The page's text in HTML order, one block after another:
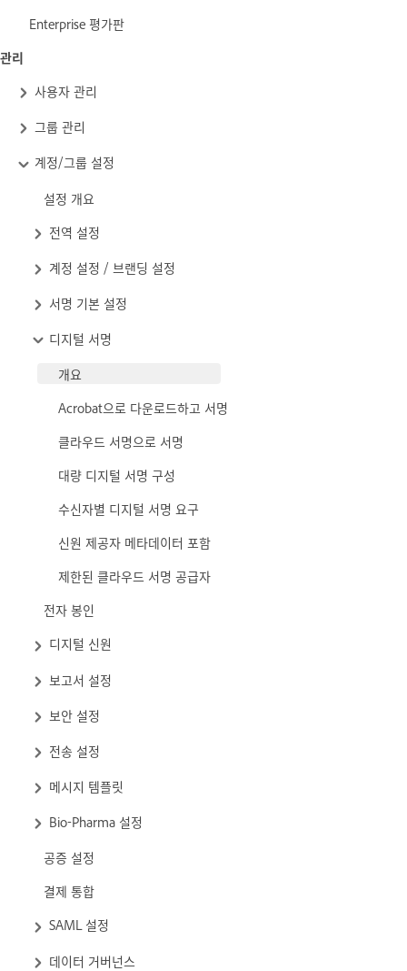
Enterprise 평가판
관리
사용자 관리
그룹 관리
계정/그룹 설정
설정 개요
전역 설정
계정 설정 / 브랜딩 설정
서명 기본 설정
디지털 서명
개요
Acrobat으로 다운로드하고 서명
클라우드 서명으로 서명
대량 디지털 서명 구성
수신자별 디지털 서명 요구
신원 제공자 메타데이터 포함
제한된 클라우드 서명 공급자
전자 봉인
디지털 신원
보고서 설정
보안 설정
전송 설정
메시지 템플릿
Bio-Pharma 설정
공증 설정
결제 통합
SAML 설정
데이터 거버넌스